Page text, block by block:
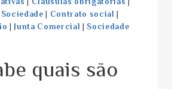
Contrato social
Junta Comercial
Sociedade
quais são